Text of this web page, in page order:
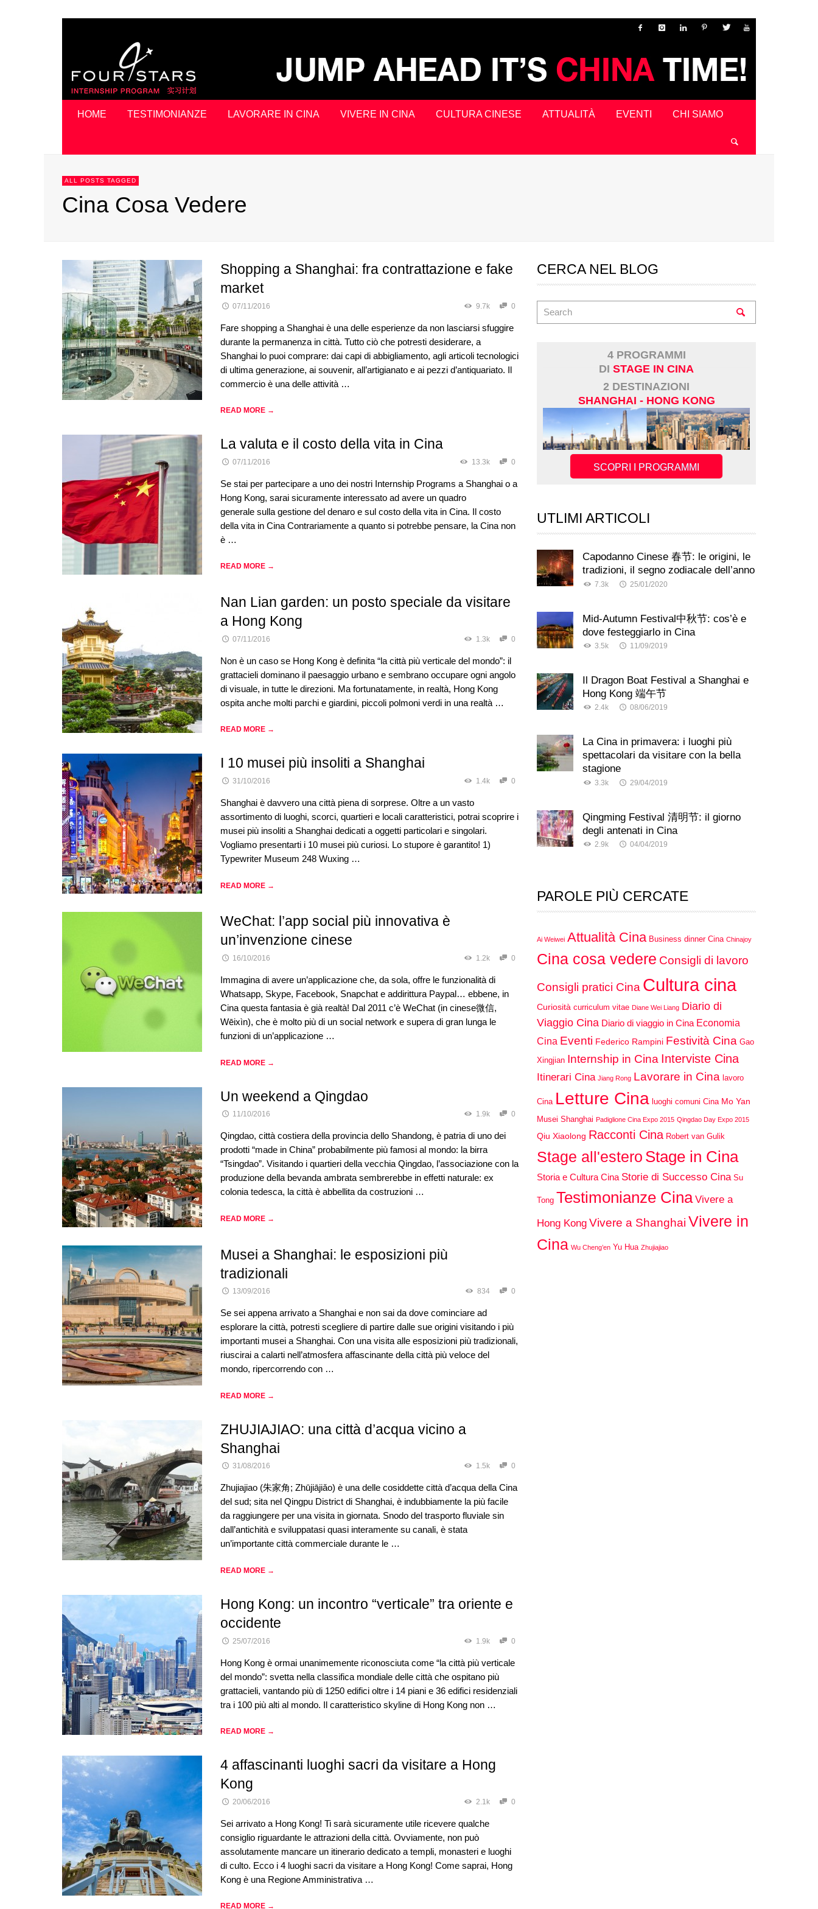
HOME TESTIMONIANZE LAVORARE IN CINA VIVERE IN CINA CULTURA CINESE ATTUALITÀ EVENTI CHI SIAMO
ALL POSTS TAGGED
Cina Cosa Vedere
Shopping a Shanghai: fra contrattazione e fake
market
07/11/2016 9.7k 0
Fare shopping a Shanghai è una delle esperienze da non lasciarsi sfuggire
durante la permanenza in città. Tutto ciò che potresti desiderare, a
Shanghai lo puoi comprare: dai capi di abbigliamento, agli articoli tecnologici
di ultima generazione, ai souvenir, all’artigianato e ai pezzi d’antiquariato. Il
commercio è una delle attività …
READ MORE →
La valuta e il costo della vita in Cina
07/11/2016 13.3k 0
Se stai per partecipare a uno dei nostri Internship Programs a Shanghai o a
Hong Kong, sarai sicuramente interessato ad avere un quadro
generale sulla gestione del denaro e sul costo della vita in Cina. Il costo
della vita in Cina Contrariamente a quanto si potrebbe pensare, la Cina non
è …
READ MORE →
Nan Lian garden: un posto speciale da visitare
a Hong Kong
07/11/2016 1.3k 0
Non è un caso se Hong Kong è definita “la città più verticale del mondo”: il
grattacieli dominano il paesaggio urbano e sembrano occupare ogni angolo
di visuale, in tutte le direzioni. Ma fortunatamente, in realtà, Hong Kong
ospita anche molti parchi e giardini, piccoli polmoni verdi in una realtà …
READ MORE →
I 10 musei più insoliti a Shanghai
31/10/2016 1.4k 0
Shanghai è davvero una città piena di sorprese. Oltre a un vasto
assortimento di luoghi, scorci, quartieri e locali caratteristici, potrai scoprire i
musei più insoliti a Shanghai dedicati a oggetti particolari e singolari.
Vogliamo presentarti i 10 musei più curiosi. Lo stupore è garantito! 1)
Typewriter Museum 248 Wuxing …
READ MORE →
WeChat: l’app social più innovativa è
un’invenzione cinese
16/10/2016 1.2k 0
Immagina di avere un’applicazione che, da sola, offre le funzionalità di
Whatsapp, Skype, Facebook, Snapchat e addirittura Paypal… ebbene, in
Cina questa fantasia è già realtà! Dal 2011 c’è WeChat (in cinese微信,
Wēixìn), che è molto più di un social network e supera di gran lunga le
funzioni di un’applicazione …
READ MORE →
Un weekend a Qingdao
11/10/2016 1.9k 0
Qingdao, città costiera della provincia dello Shandong, è patria di uno dei
prodotti “made in China” probabilmente più famosi al mondo: la birra
“Tsingdao”. Visitando i quartieri della vecchia Qingdao, l’associazione con la
produzione della bevanda ambrata sembrerebbe in effetti naturale: ex
colonia tedesca, la città è abbellita da costruzioni …
READ MORE →
Musei a Shanghai: le esposizioni più
tradizionali
13/09/2016 834 0
Se sei appena arrivato a Shanghai e non sai da dove cominciare ad
esplorare la città, potresti scegliere di partire dalle sue origini visitando i più
importanti musei a Shanghai. Con una visita alle esposizioni più tradizionali,
riuscirai a calarti nell’atmosfera affascinante della città più veloce del
mondo, ripercorrendo con …
READ MORE →
ZHUJIAJIAO: una città d’acqua vicino a
Shanghai
31/08/2016 1.5k 0
Zhujiajiao (朱家角; Zhūjiājiǎo) è una delle cosiddette città d’acqua della Cina
del sud; sita nel Qingpu District di Shanghai, è indubbiamente la più facile
da raggiungere per una visita in giornata. Snodo del trasporto fluviale sin
dall’antichità e sviluppatasi quasi interamente su canali, è stata
un’importante città commerciale durante le …
READ MORE →
Hong Kong: un incontro “verticale” tra oriente e
occidente
25/07/2016 1.9k 0
Hong Kong è ormai unanimemente riconosciuta come “la città più verticale
del mondo”: svetta nella classifica mondiale delle città che ospitano più
grattacieli, vantando più di 1250 edifici oltre i 14 piani e 36 edifici residenziali
tra i 100 più alti al mondo. Il caratteristico skyline di Hong Kong non …
READ MORE →
4 affascinanti luoghi sacri da visitare a Hong
Kong
20/06/2016 2.1k 0
Sei arrivato a Hong Kong! Ti sarà sicuramente utile ricevere qualche
consiglio riguardante le attrazioni della città. Ovviamente, non può
assolutamente mancare un itinerario dedicato a templi, monasteri e luoghi
di culto. Ecco i 4 luoghi sacri da visitare a Hong Kong! Come saprai, Hong
Kong è una Regione Amministrativa …
READ MORE →
CERCA NEL BLOG
4 PROGRAMMI
DI STAGE IN CINA
2 DESTINAZIONI
SHANGHAI - HONG KONG
SCOPRI I PROGRAMMI
UTLIMI ARTICOLI
Capodanno Cinese 春节: le origini, le
tradizioni, il segno zodiacale dell’anno
7.3k 25/01/2020
Mid-Autumn Festival中秋节: cos’è e
dove festeggiarlo in Cina
3.5k 11/09/2019
Il Dragon Boat Festival a Shanghai e
Hong Kong 端午节
2.4k 08/06/2019
La Cina in primavera: i luoghi più
spettacolari da visitare con la bella
stagione
3.3k 29/04/2019
Qingming Festival 清明节: il giorno
degli antenati in Cina
2.9k 04/04/2019
PAROLE PIÙ CERCATE
Ai Weiwei Attualità Cina Business dinner Cina Chinajoy
Cina cosa vedere Consigli di lavoro
Consigli pratici Cina Cultura cina
Curiosità curriculum vitae Diane Wei Liang Diario di
Viaggio Cina Diario di viaggio in Cina Economia
Cina Eventi Federico Rampini Festività Cina Gao
Xingjian Internship in Cina Interviste Cina
Itinerari Cina Jiang Rong Lavorare in Cina lavoro
Cina Letture Cina luoghi comuni Cina Mo Yan
Musei Shanghai Padiglione Cina Expo 2015 Qingdao Day Expo 2015
Qiu Xiaolong Racconti Cina Robert van Gulik
Stage all'estero Stage in Cina
Storia e Cultura Cina Storie di Successo Cina Su
Tong Testimonianze Cina Vivere a
Hong Kong Vivere a Shanghai Vivere in
Cina Wu Cheng’en Yu Hua Zhujiajiao